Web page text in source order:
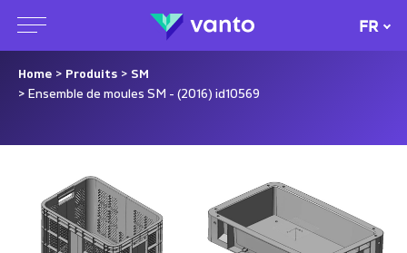
FR
Home > Produits > SM
> Ensemble de moules SM - (2016) id10569